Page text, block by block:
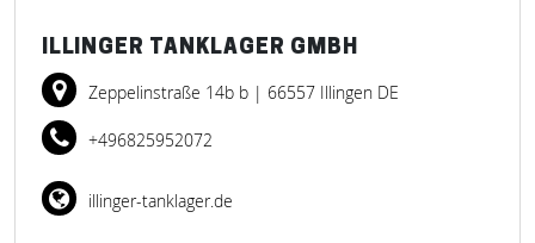
ILLINGER TANKLAGER GMBH
Zeppelinstraße 14b b | 66557 Illingen DE
+496825952072
illinger-tanklager.de